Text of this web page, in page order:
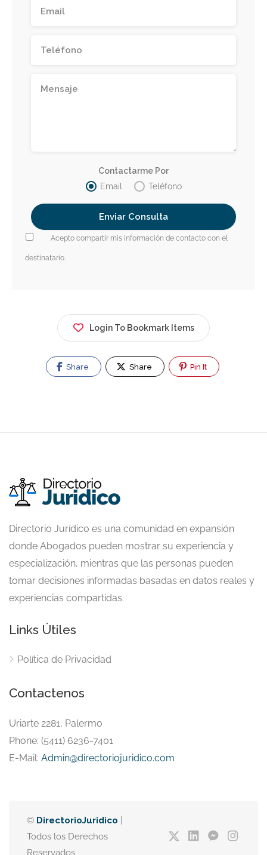
Contactarme Por
Email
Teléfono
Acepto compartir mis información de contacto con el
destinatario.
Login To Bookmark Items
Share Share Pin It
Directorio Jurídico es una comunidad en expansión
donde Abogados pueden mostrar su experiencia y
especialización, mientras que las personas pueden
tomar decisiones informadas basadas en datos reales y
experiencias compartidas.
Links Útiles
Política de Privacidad
Contactenos
Uriarte 2281, Palermo
Phone: (5411) 6236-7401
E-Mail: Admin@directoriojuridico.com
© DirectorioJuridico
Todos los Derechos
Reservados